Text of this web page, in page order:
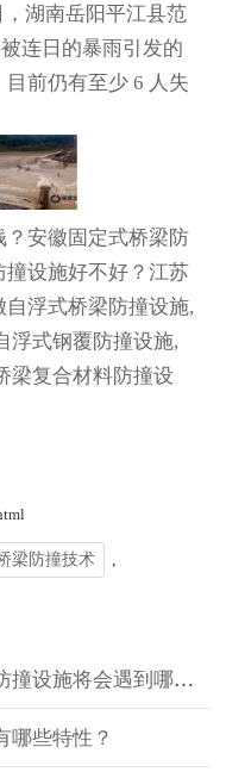
湖南岳阳平江县范
连日的暴雨引发的
前仍有至少 6 人失
安徽固定式桥梁防
设施好不好？江苏
浮式桥梁防撞设施,
浮式钢覆防撞设施,
梁复合材料防撞设
梁防撞技术 ,
将会遇到哪些问题？
哪些特性？